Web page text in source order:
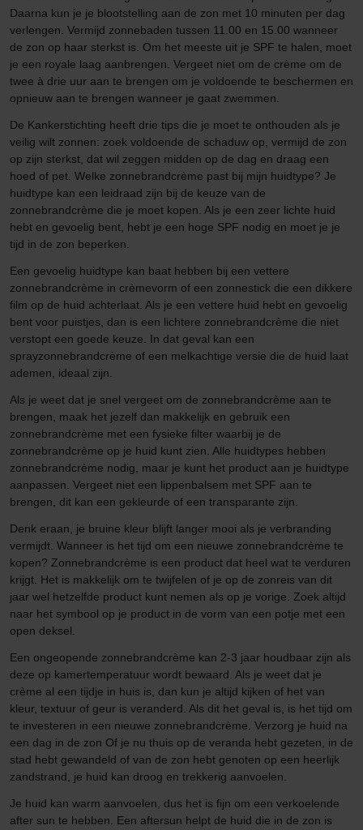
Daarna kun je je blootstelling aan de zon met 10 minuten per dag
verlengen. Vermijd zonnebaden tussen 11.00 en 15.00 wanneer
de zon op haar sterkst is. Om het meeste uit je SPF te halen, moet
je een royale laag aanbrengen. Vergeet niet om de crème om de
twee à drie uur aan te brengen om je voldoende te beschermen en
opnieuw aan te brengen wanneer je gaat zwemmen.
De Kankerstichting heeft drie tips die je moet te onthouden als je
veilig wilt zonnen: zoek voldoende de schaduw op, vermijd de zon
op zijn sterkst, dat wil zeggen midden op de dag en draag een
hoed of pet. Welke zonnebrandcrème past bij mijn huidtype? Je
huidtype kan een leidraad zijn bij de keuze van de
zonnebrandcrème die je moet kopen. Als je een zeer lichte huid
hebt en gevoelig bent, hebt je een hoge SPF nodig en moet je je
tijd in de zon beperken.
Een gevoelig huidtype kan baat hebben bij een vettere
zonnebrandcrème in crèmevorm of een zonnestick die een dikkere
film op de huid achterlaat. Als je een vettere huid hebt en gevoelig
bent voor puistjes, dan is een lichtere zonnebrandcrème die niet
verstopt een goede keuze. In dat geval kan een
sprayzonnebrandcrème of een melkachtige versie die de huid laat
ademen, ideaal zijn.
Als je weet dat je snel vergeet om de zonnebrandcrème aan te
brengen, maak het jezelf dan makkelijk en gebruik een
zonnebrandcrème met een fysieke filter waarbij je de
zonnebrandcrème op je huid kunt zien. Alle huidtypes hebben
zonnebrandcrème nodig, maar je kunt het product aan je huidtype
aanpassen. Vergeet niet een lippenbalsem met SPF aan te
brengen, dit kan een gekleurde of een transparante zijn.
Denk eraan, je bruine kleur blijft langer mooi als je verbranding
vermijdt. Wanneer is het tijd om een nieuwe zonnebrandcrème te
kopen? Zonnebrandcrème is een product dat heel wat te verduren
krijgt. Het is makkelijk om te twijfelen of je op de zonreis van dit
jaar wel hetzelfde product kunt nemen als op je vorige. Zoek altijd
naar het symbool op je product in de vorm van een potje met een
open deksel.
Een ongeopende zonnebrandcrème kan 2-3 jaar houdbaar zijn als
deze op kamertemperatuur wordt bewaard. Als je weet dat je
crème al een tijdje in huis is, dan kun je altijd kijken of het van
kleur, textuur of geur is veranderd. Als dit het geval is, is het tijd om
te investeren in een nieuwe zonnebrandcrème. Verzorg je huid na
een dag in de zon Of je nu thuis op de veranda hebt gezeten, in de
stad hebt gewandeld of van de zon hebt genoten op een heerlijk
zandstrand, je huid kan droog en trekkerig aanvoelen.
Je huid kan warm aanvoelen, dus het is fijn om een verkoelende
after sun te hebben. Een aftersun helpt de huid die in de zon is